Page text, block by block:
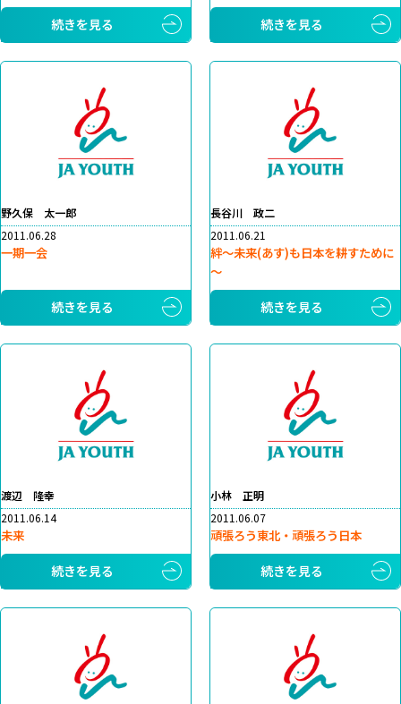
続きを見る 続きを見る
野久保 太一郎
2011.06.28
一期一会
続きを見る
長谷川 政二
2011.06.21
絆～未来(あす)も日本を耕すために
～
続きを見る
渡辺 隆幸
2011.06.14
未来
続きを見る
小林 正明
2011.06.07
頑張ろう東北・頑張ろう日本
続きを見る